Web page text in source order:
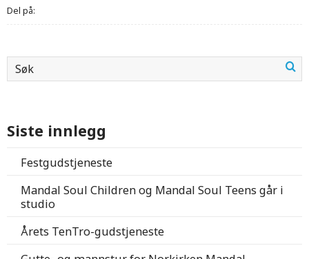
Del på:
Siste innlegg
Festgudstjeneste
Mandal Soul Children og Mandal Soul Teens går i
studio
Årets TenTro-gudstjeneste